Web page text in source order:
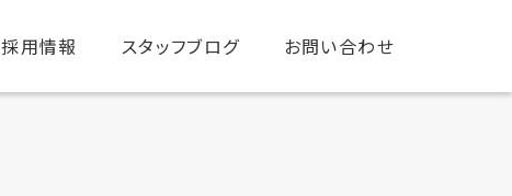
採用情報 スタッフブログ お問い合わせ